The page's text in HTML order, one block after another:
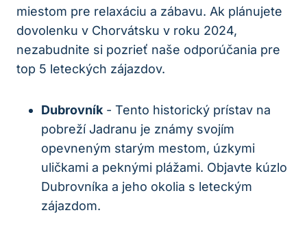
miestom ‍pre relaxáciu a ​zábavu. Ak plánujete
dovolenku v​ Chorvátsku v roku 2024,
nezabudnite si⁤ pozrieť‌ naše‍ odporúčania pre
‍top 5⁤ leteckých ​zájazdov.
Dubrovník -‌ Tento‌ historický prístav na‍
pobreží Jadranu je známy svojím
opevneným starým ⁤mestom, úzkymi
uličkami a peknými plážami. Objavte ​kúzlo
Dubrovníka a jeho ‌okolia s ⁢leteckým
zájazdom.